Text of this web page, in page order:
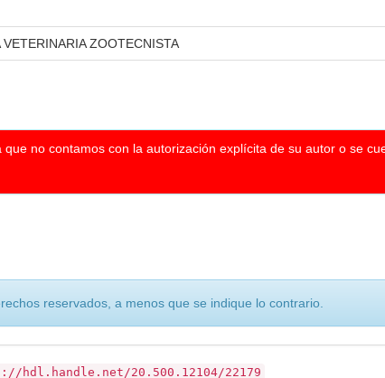
ZOOTECNISTA
no contamos con la autorización explícita de su autor o se
reservados, a menos que se indique lo contrario.
hdl.handle.net/20.500.12104/22179